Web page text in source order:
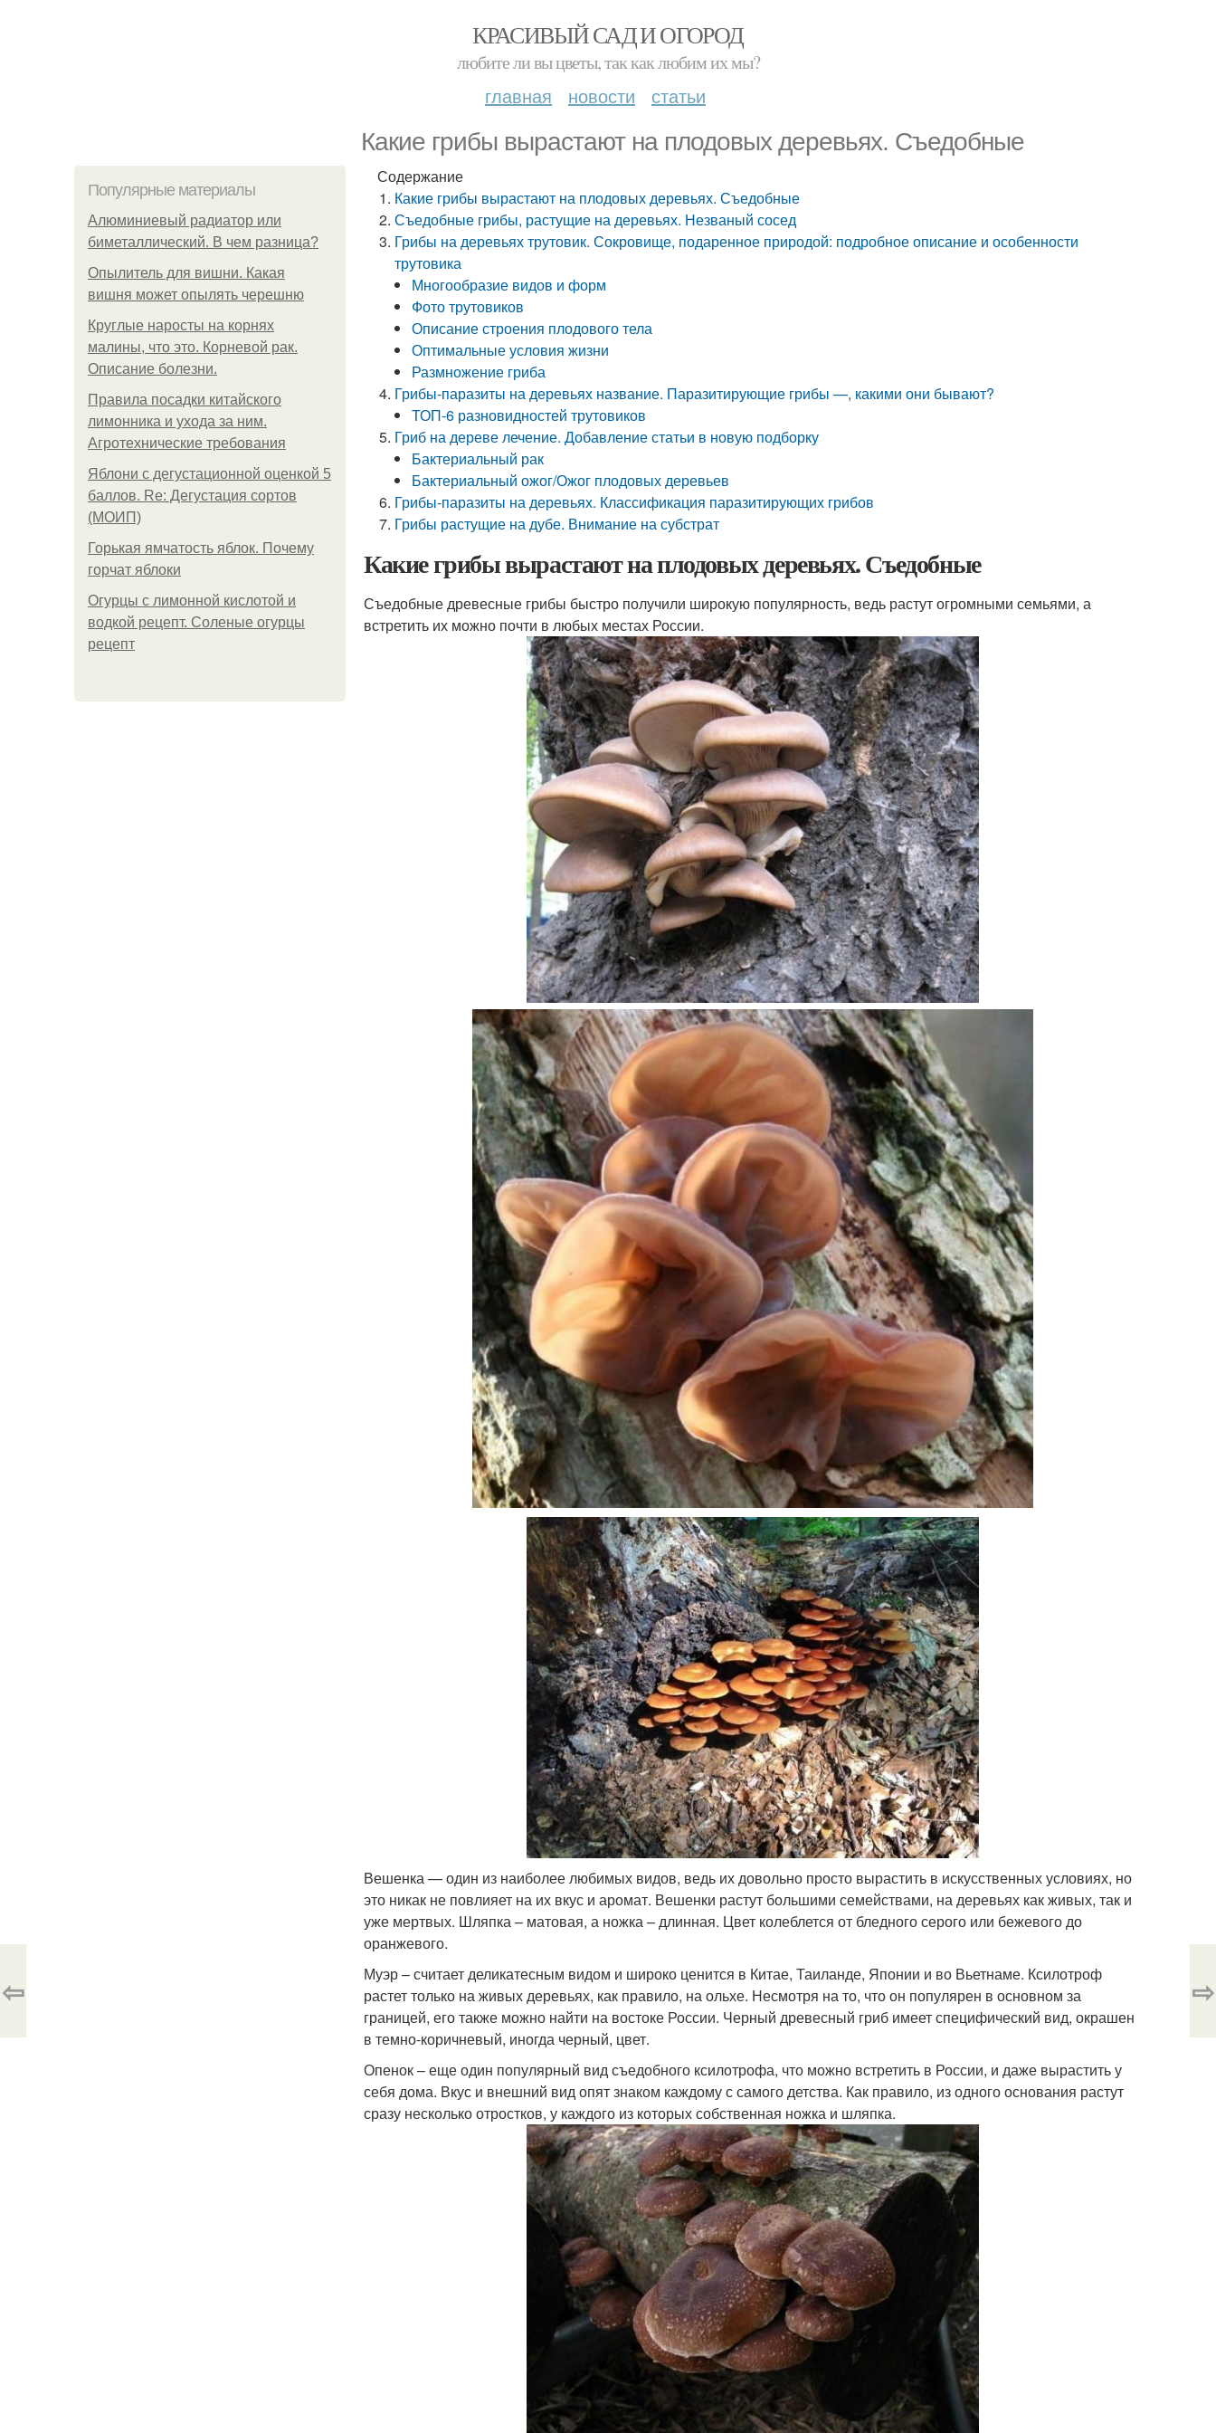
КРАСИВЫЙ САД И ОГОРОД
любите ли вы цветы, так как любим их мы?
главная новости статьи
Какие грибы вырастают на плодовых деревьях. Съедобные
Популярные материалы
Алюминиевый радиатор или
биметаллический. В чем разница?
Опылитель для вишни. Какая
вишня может опылять черешню
Круглые наросты на корнях
малины, что это. Корневой рак.
Описание болезни.
Правила посадки китайского
лимонника и ухода за ним.
Агротехнические требования
Яблони с дегустационной оценкой 5
баллов. Re: Дегустация сортов
(МОИП)
Горькая ямчатость яблок. Почему
горчат яблоки
Огурцы с лимонной кислотой и
водкой рецепт. Соленые огурцы
рецепт
Содержание
Какие грибы вырастают на плодовых деревьях. Съедобные
Съедобные грибы, растущие на деревьях. Незваный сосед
Грибы на деревьях трутовик. Сокровище, подаренное природой: подробное описание и особенности
трутовика
Многообразие видов и форм
Фото трутовиков
Описание строения плодового тела
Оптимальные условия жизни
Размножение гриба
Грибы-паразиты на деревьях название. Паразитирующие грибы —, какими они бывают?
ТОП-6 разновидностей трутовиков
Гриб на дереве лечение. Добавление статьи в новую подборку
Бактериальный рак
Бактериальный ожог/Ожог плодовых деревьев
Грибы-паразиты на деревьях. Классификация паразитирующих грибов
Грибы растущие на дубе. Внимание на субстрат
Какие грибы вырастают на плодовых деревьях. Съедобные
Съедобные древесные грибы быстро получили широкую популярность, ведь растут огромными семьями, а
встретить их можно почти в любых местах России.
Вешенка — один из наиболее любимых видов, ведь их довольно просто вырастить в искусственных условиях, но
это никак не повлияет на их вкус и аромат. Вешенки растут большими семействами, на деревьях как живых, так и
уже мертвых. Шляпка – матовая, а ножка – длинная. Цвет колеблется от бледного серого или бежевого до
оранжевого.
Муэр – считает деликатесным видом и широко ценится в Китае, Таиланде, Японии и во Вьетнаме. Ксилотроф
растет только на живых деревьях, как правило, на ольхе. Несмотря на то, что он популярен в основном за
границей, его также можно найти на востоке России. Черный древесный гриб имеет специфический вид, окрашен
в темно-коричневый, иногда черный, цвет.
Опенок – еще один популярный вид съедобного ксилотрофа, что можно встретить в России, и даже вырастить у
себя дома. Вкус и внешний вид опят знаком каждому с самого детства. Как правило, из одного основания растут
сразу несколько отростков, у каждого из которых собственная ножка и шляпка.
⇦ ⇨